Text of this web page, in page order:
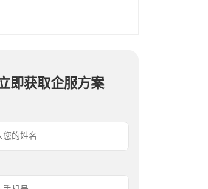
即获取企服方案